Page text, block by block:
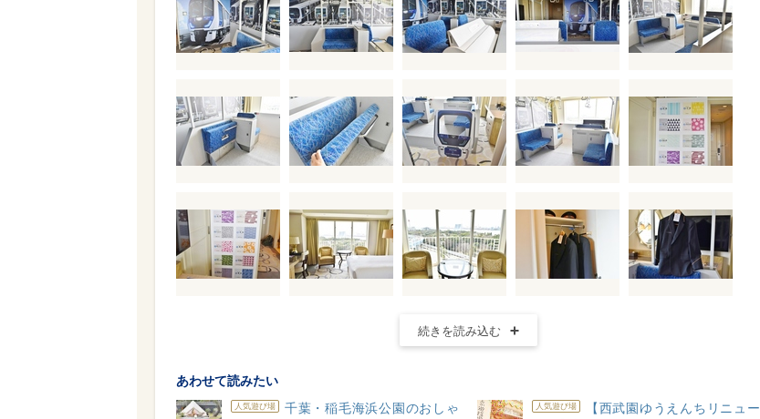
続きを読み込む
あわせて読みたい
人気遊び場
千葉・稲毛海浜公園のおしゃ
人気遊び場
【西武園ゆうえんちリニュー